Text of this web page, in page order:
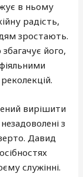
в ньому
радість,
зростають.
його,
вирішити
з
Давид
служінні.